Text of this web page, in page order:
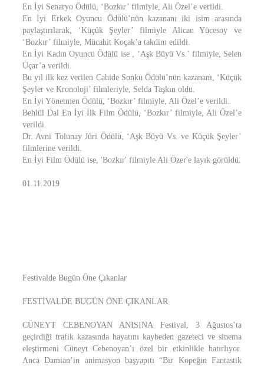
En İyi Senaryo Ödülü, ‘Bozkır’ filmiyle, Ali Özel’e verildi.
En İyi Erkek Oyuncu Ödülü’nün kazananı iki isim arasında
paylaştırılarak, ‘Küçük Şeyler’ filmiyle Alican Yücesoy ve
‘Bozkır’ filmiyle, Mücahit Koçak’a takdim edildi.
En İyi Kadın Oyuncu Ödülü ise , ‘Aşk Büyü Vs.’ filmiyle, Selen
Uçar’a verildi.
Bu yıl ilk kez verilen Cahide Sonku Ödülü’nün kazananı, ‘Küçük
Şeyler ve Kronoloji’ filmleriyle, Selda Taşkın oldu.
En İyi Yönetmen Ödülü, ‘Bozkır’ filmiyle, Ali Özel’e verildi.
Behlül Dal En İyi İlk Film Ödülü, ‘Bozkır’ filmiyle, Ali Özel’e
verildi.
Dr. Avni Tolunay Jüri Ödülü, ‘Aşk Büyü Vs. ve Küçük Şeyler’
filmlerine verildi.
En İyi Film Ödülü ise, 'Bozkır' filmiyle Ali Özer'e layık görüldü.
01.11.2019
Festivalde Bugün Öne Çıkanlar
FESTİVALDE BUGÜN ÖNE ÇIKANLAR
CÜNEYT CEBENOYAN ANISINA Festival, 3 Ağustos’ta
geçirdiği trafik kazasında hayatını kaybeden gazeteci ve sinema
eleştirmeni Cüneyt Cebenoyan’ı özel bir etkinlikle hatırlıyor.
Anca Damian’in animasyon başyapıtı “Bir Köpeğin Fantastik